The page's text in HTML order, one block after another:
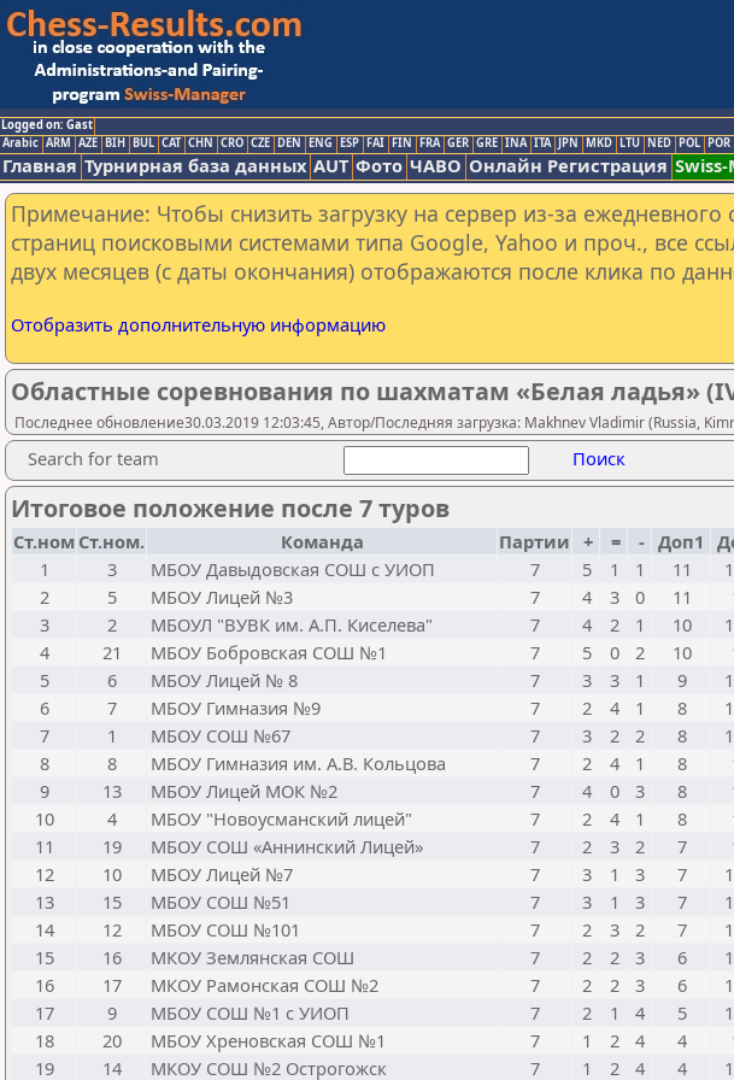
Logged on: Gast
Arabic ARM AZE BIH BUL CAT CHN CRO CZE DEN ENG ESP FAI FIN FRA GER GRE INA ITA JPN MKD LTU NED POL POR
Главная Турнирная база данных AUT Фото ЧАВО Онлайн Регистрация
Примечание: Чтобы снизить загрузку на сервер из-за ежедневного
страниц поисковыми системами типа Google, Yahoo и проч., все
двух месяцев (с даты окончания) отображаются после клика по
Отобразить дополнительную информацию
Областные соревнования по шахматам «Белая ладья»
Последнее обновление30.03.2019 12:03:45, Автор/Последняя загрузка: Makhnev Vladimir (Russia,
Search for team Поиск
Итоговое положение после 7 туров
Ст.ном Ст.ном. Команда Партии + = - Доп1
1
3 МБОУ Давыдовская СОШ с УИОП 7 5 1 1 11
2
5 МБОУ Лицей №3 7 4 3 0 11
3
2 МБОУЛ "ВУВК им. А.П. Киселева" 7 4 2 1 10
4
21 МБОУ Бобровская СОШ №1 7 5 0 2 10
5
6 МБОУ Лицей № 8 7 3 3 1 9
6
7 МБОУ Гимназия №9 7 2 4 1 8
7
1 МБОУ СОШ №67 7 3 2 2 8
8
8 МБОУ Гимназия им. А.В. Кольцова 7 2 4 1 8
9
13 МБОУ Лицей МОК №2 7 4 0 3 8
10
4 МБОУ "Новоусманский лицей" 7 2 4 1 8
11
19 МБОУ СОШ «Аннинский Лицей» 7 2 3 2 7
12
10 МБОУ Лицей №7 7 3 1 3 7
13
15 МБОУ СОШ №51 7 3 1 3 7
14
12 МБОУ СОШ №101 7 2 3 2 7
15
16 МКОУ Землянская СОШ 7 2 2 3 6
16
17 МКОУ Рамонская СОШ №2 7 2 2 3 6
17
9 МБОУ СОШ №1 с УИОП 7 2 1 4 5
18
20 МБОУ Хреновская СОШ №1 7 1 2 4 4
19
14 МКОУ СОШ №2 Острогожск 7 1 2 4 4